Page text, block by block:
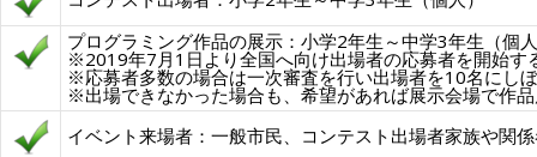
プログラミング作品の展示：小学2年生～中学3年生（個
※2019年7月1日より全国へ向け出場者の応募者を開始す
※応募者多数の場合は一次審査を行い出場者を10名にし
※出場できなかった場合も、希望があれば展示会場で作
イベント来場者：一般市民、コンテスト出場者家族や関